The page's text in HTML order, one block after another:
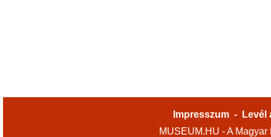
Impresszum -
Levél
MUSEUM.HU - A